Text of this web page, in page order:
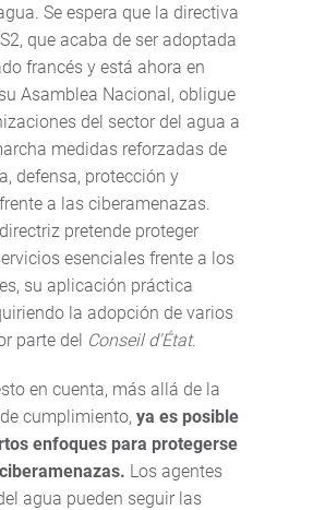
Se espera que la directiva
que acaba de ser adoptada
francés y está ahora en
Asamblea Nacional, obligue
del sector del agua a
medidas reforzadas de
defensa, protección y
a las ciberamenazas.
pretende proteger
esenciales frente a los
su aplicación práctica
la adopción de varios
parte del Conseil d'État.
en cuenta, más allá de la
cumplimiento, ya es posible
enfoques para protegerse
Los agentes
agua pueden seguir las